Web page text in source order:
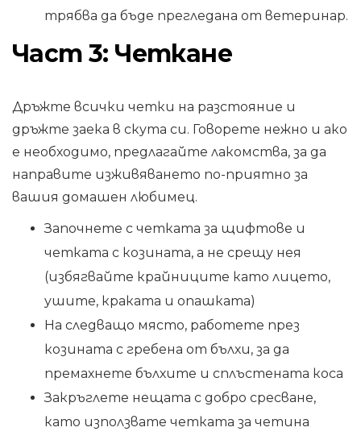
трябва да бъде прегледана от ветеринар.
Част 3: Четкане
Дръжте всички четки на разстояние и
дръжте заека в скута си. Говорете нежно и ако
е необходимо, предлагайте лакомства, за да
направите изживяването по-приятно за
вашия домашен любимец.
Започнете с четката за щифтове и
четката с козината, а не срещу нея
(избягвайте крайниците като лицето,
ушите, краката и опашката)
На следващо място, работете през
козината с гребена от бълхи, за да
премахнете бълхите и сплъстената коса
Закръглете нещата с добро сресване,
като използвате четката за четина